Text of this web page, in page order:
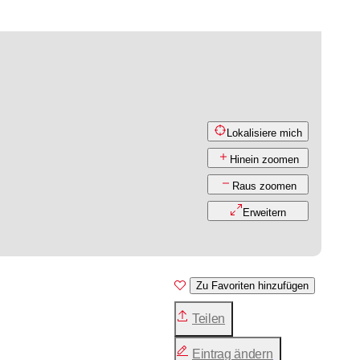
Lokalisiere mich
Hinein zoomen
Raus zoomen
Erweitern
Zu Favoriten hinzufügen
Teilen
Eintrag ändern